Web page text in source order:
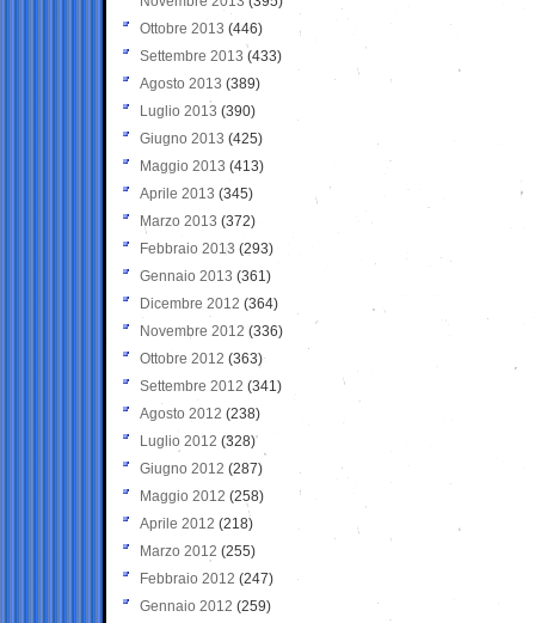
Ottobre 2013 (446)
Settembre 2013 (433)
Agosto 2013 (389)
Luglio 2013 (390)
Giugno 2013 (425)
Maggio 2013 (413)
Aprile 2013 (345)
Marzo 2013 (372)
Febbraio 2013 (293)
Gennaio 2013 (361)
Dicembre 2012 (364)
Novembre 2012 (336)
Ottobre 2012 (363)
Settembre 2012 (341)
Agosto 2012 (238)
Luglio 2012 (328)
Giugno 2012 (287)
Maggio 2012 (258)
Aprile 2012 (218)
Marzo 2012 (255)
Febbraio 2012 (247)
Gennaio 2012 (259)